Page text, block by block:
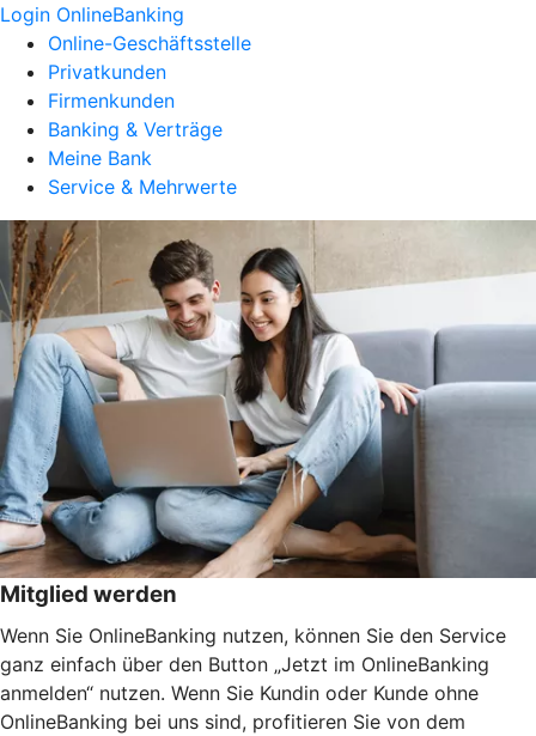
Login OnlineBanking
Online-Geschäftsstelle
Privatkunden
Firmenkunden
Banking & Verträge
Meine Bank
Service & Mehrwerte
Mitglied werden
Wenn Sie OnlineBanking nutzen, können Sie den Service
ganz einfach über den Button „Jetzt im OnlineBanking
anmelden“ nutzen. Wenn Sie Kundin oder Kunde ohne
OnlineBanking bei uns sind, profitieren Sie von dem